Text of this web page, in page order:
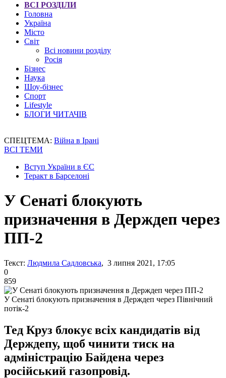
ВСІ РОЗДІЛИ
Головна
Україна
Місто
Світ
Всі новини розділу
Росія
Бізнес
Наука
Шоу-бізнес
Спорт
Lifestyle
БЛОГИ ЧИТАЧІВ
СПЕЦТЕМА: Війна в Ірані
ВСІ ТЕМИ
Вступ України в ЄС
Теракт в Барселоні
У Сенаті блокують
призначення в Держдеп через
ПП-2
Текст: Людмила Садловська, 3 липня 2021, 17:05
0
859
У Сенаті блокують призначення в Держдеп через Північний
потік-2
Тед Круз блокує всіх кандидатів від
Держдепу, щоб чинити тиск на
адміністрацію Байдена через
російський газопровід.